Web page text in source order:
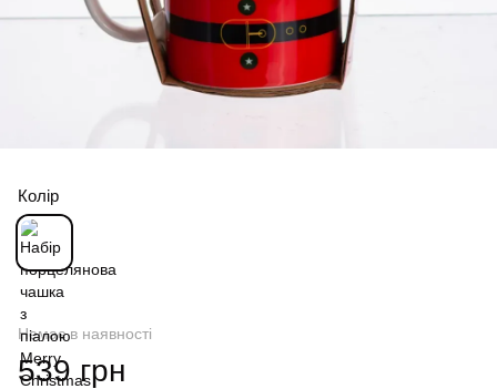
Колір
Немає в наявності
539 грн